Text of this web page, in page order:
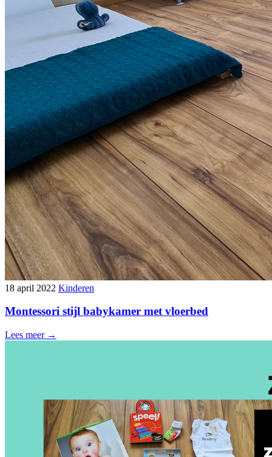
18 april 2022 Kinderen
Montessori stijl babykamer met vloerbed
Lees meer →